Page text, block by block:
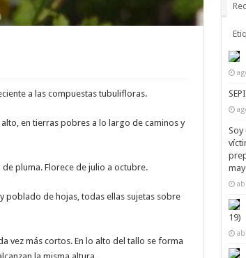
a las compuestas tubulifloras.
en tierras pobres a lo largo de caminos y
pluma. Florece de julio a octubre.
poblado de hojas, todas ellas sujetas sobre
vez más cortos. En lo alto del tallo se forma
Soy
19)